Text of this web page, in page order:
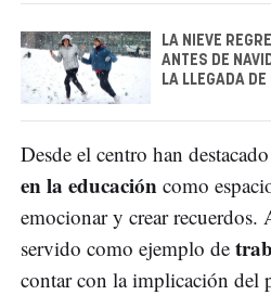
LA NIEVE
ANTES DE
LA LLEGADA
Desde el centro han
en la educación como
emocionar y crear recuerdos.
servido como ejemplo de
contar con la implicación del